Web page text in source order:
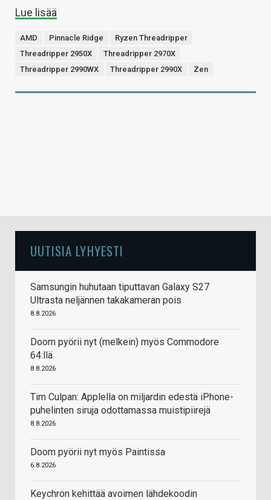
Lue lisää
AMD Pinnacle Ridge
Ryzen Threadripper
Threadripper 2950X
Threadripper 2970X
Threadripper 2990WX
Threadripper 2990X Zen
UUTISIA LYHYESTI
Samsungin huhutaan tiputtavan Galaxy S27
Ultrasta neljännen takakameran pois
8.8.2026
Doom pyörii nyt (melkein) myös Commodore
64:llä
8.8.2026
Tim Culpan: Applella on miljardin edestä iPhone-
puhelinten siruja odottamassa muistipiirejä
8.8.2026
Doom pyörii nyt myös Paintissa
6.8.2026
Keychron kehittää avoimen lähdekoodin